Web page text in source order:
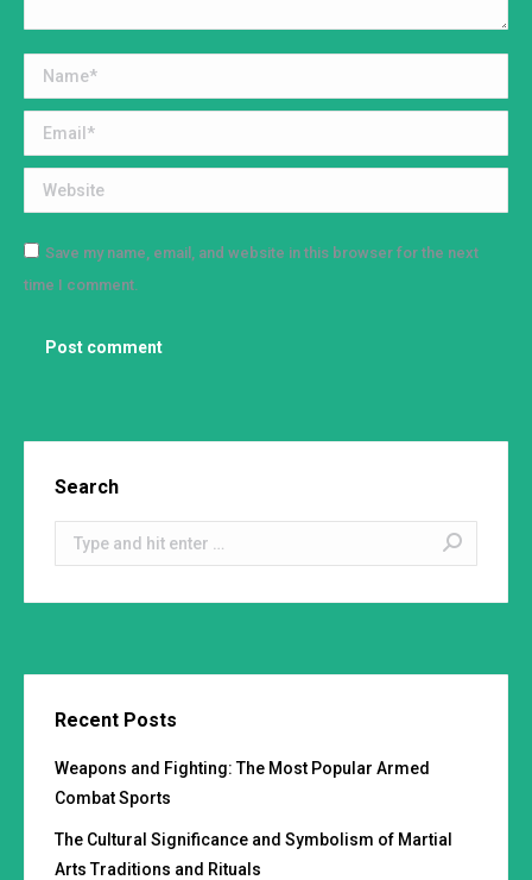
Name *
Email *
Website
Save my name, email, and website in this browser for the next
time I comment.
Post comment
Search
Search:
Recent Posts
Weapons and Fighting: The Most Popular Armed
Combat Sports
The Cultural Significance and Symbolism of Martial
Arts Traditions and Rituals